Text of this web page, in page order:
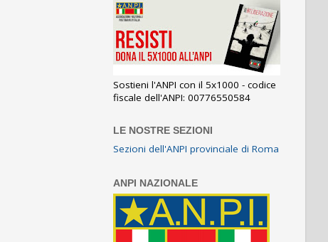
Sostieni l'ANPI con il 5x1000 - codice
fiscale dell'ANPI: 00776550584
LE NOSTRE SEZIONI
Sezioni dell'ANPI provinciale di Roma
ANPI NAZIONALE